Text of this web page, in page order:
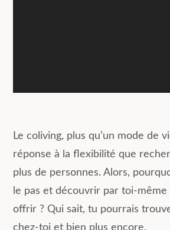
Le coliving, plus qu’un mode de
réponse à la flexibilité que
plus de personnes. Alors,
le pas et découvrir par toi-même
offrir ? Qui sait, tu pourrais
chez-toi et bien plus encore.